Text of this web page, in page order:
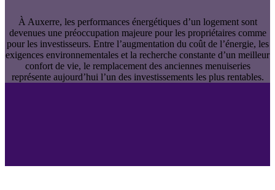
À Auxerre, les performances énergétiques d’un logement sont
devenues une préoccupation majeure pour les propriétaires comme
pour les investisseurs. Entre l’augmentation du coût de l’énergie, les
exigences environnementales et la recherche constante d’un meilleur
confort de vie, le remplacement des anciennes menuiseries
représente aujourd’hui l’un des investissements les plus rentables.